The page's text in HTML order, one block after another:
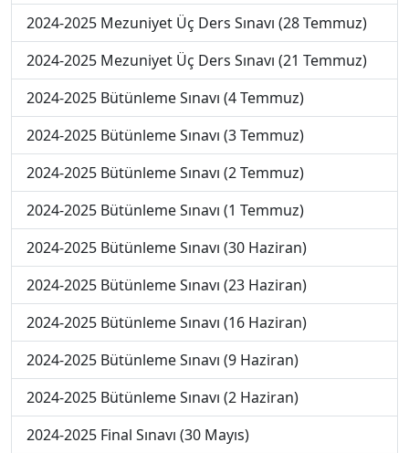
2024-2025 Mezuniyet Üç Ders Sınavı (28 Temmuz)
2024-2025 Mezuniyet Üç Ders Sınavı (21 Temmuz)
2024-2025 Bütünleme Sınavı (4 Temmuz)
2024-2025 Bütünleme Sınavı (3 Temmuz)
2024-2025 Bütünleme Sınavı (2 Temmuz)
2024-2025 Bütünleme Sınavı (1 Temmuz)
2024-2025 Bütünleme Sınavı (30 Haziran)
2024-2025 Bütünleme Sınavı (23 Haziran)
2024-2025 Bütünleme Sınavı (16 Haziran)
2024-2025 Bütünleme Sınavı (9 Haziran)
2024-2025 Bütünleme Sınavı (2 Haziran)
2024-2025 Final Sınavı (30 Mayıs)